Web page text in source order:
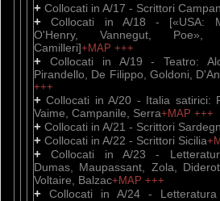
+ Collocati in A/17 - Scrittori
+Collocati in A/18 - [«USA:
O'Henry, Vannegut,
Camilleri]+MAP +++
+ Collocati in A/19 - Teatro:
Pirandello, De Filippo, Goldoni,
+++
+Collocati in A/20 - Italia satirici:
Vaime, Campanile, Serra+MAP +++
+ Collocati in A/21 - Scrittori
+ Collocati in A/22 - Scrittori Sicilia
+Collocati in A/23 -
Dumas, Maupassant, Zola,
Voltaire, Balzac+MAP +++
+ Collocati in A/24 - Letteratura